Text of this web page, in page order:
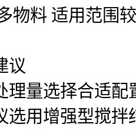
物料 适用范围
议
理量选择合适配
选用增强型搅拌